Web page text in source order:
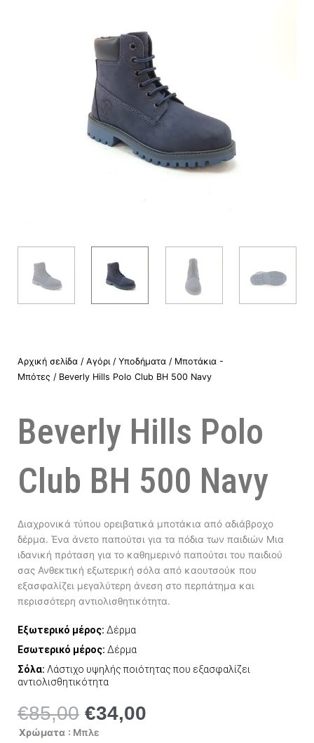
Αρχική σελίδα / Αγόρι / Υποδήματα / Μποτάκια -
Μπότες / Beverly Hills Polo Club BH 500 Navy
Beverly Hills Polo
Club BH 500 Navy
Διαχρονικά τύπου ορειβατικά μποτάκια από αδιάβροχο
δέρμα. Ένα άνετο παπούτσι για τα πόδια των παιδιών Μια
ιδανική πρόταση για το καθημερινό παπούτσι του παιδιού
σας Ανθεκτική εξωτερική σόλα από καουτσούκ που
εξασφαλίζει μεγαλύτερη άνεση στο περπάτημα και
περισσότερη αντιολισθητικότητα.
Εξωτερικό μέρος: Δέρμα
Εσωτερικό μέρος: Δέρμα
Σόλα: Λάστιχο υψηλής ποιότητας που εξασφαλίζει
αντιολισθητικότητα
€85,00 Original
price
€34,00
Χρώματα : Μπλε
Hills